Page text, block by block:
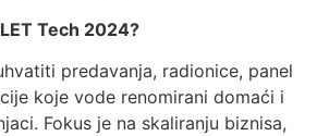
Tech 2024?
predavanja, radionice, panel
koje vode renomirani domaći i
Fokus je na skaliranju biznisa,